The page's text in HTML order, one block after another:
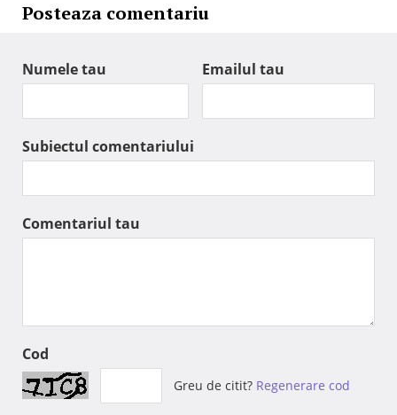
Posteaza comentariu
Numele tau Emailul tau
Subiectul comentariului
Comentariul tau
Cod
Greu de citit? Regenerare cod